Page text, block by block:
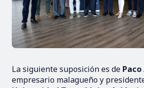
La siguiente suposición es de
empresario malagueño y